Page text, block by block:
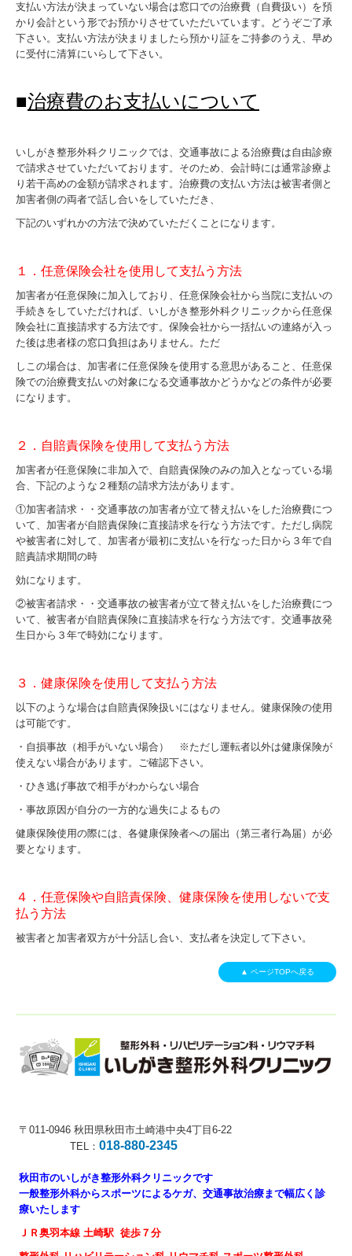
支払い方法が決まっていない場合は窓口での治療費（自費扱い）を預
かり会計という形でお預かりさせていただいています。どうぞご了承
下さい。支払い方法が決まりましたら預かり証をご持参のうえ、早め
に受付に清算にいらして下さい。
■治療費のお支払いについて
いしがき整形外科クリニックでは、交通事故による治療費は自由診療
で請求させていただいております。そのため、会計時には通常診療よ
り若干高めの金額が請求されます。治療費の支払い方法は被害者側と
加害者側の両者で話し合いをしていただき、
下記のいずれかの方法で決めていただくことになります。
１．任意保険会社を使用して支払う方法
加害者が任意保険に加入しており、任意保険会社から当院に支払いの
手続きをしていただければ、いしがき整形外科クリニックから任意保
険会社に直接請求する方法です。保険会社から一括払いの連絡が入っ
た後は患者様の窓口負担はありません。ただ
しこの場合は、加害者に任意保険を使用する意思があること、任意保
険での治療費支払いの対象になる交通事故かどうかなどの条件が必要
になります。
２．自賠責保険を使用して支払う方法
加害者が任意保険に非加入で、自賠責保険のみの加入となっている場
合、下記のような２種類の請求方法があります。
①加害者請求・・交通事故の加害者が立て替え払いをした治療費につ
いて、加害者が自賠責保険に直接請求を行なう方法です。ただし病院
や被害者に対して、加害者が最初に支払いを行なった日から３年で自
賠責請求期間の時
効になります。
②被害者請求・・交通事故の被害者が立て替え払いをした治療費につ
いて、被害者が自賠責保険に直接請求を行なう方法です。交通事故発
生日から３年で時効になります。
３．健康保険を使用して支払う方法
以下のような場合は自賠責保険扱いにはなりません。健康保険の使用
は可能です。
・自損事故（相手がいない場合） ※ただし運転者以外は健康保険が
使えない場合があります。ご確認下さい。
・ひき逃げ事故で相手がわからない場合
・事故原因が自分の一方的な過失によるもの
健康保険使用の際には、各健康保険者への届出（第三者行為届）が必
要となります。
４．任意保険や自賠責保険、健康保険を使用しないで支
払う方法
被害者と加害者双方が十分話し合い、支払者を決定して下さい。
▲ ページTOPへ戻る
〒011-0946秋田県秋田市土崎港中央4丁目6-22
TEL：018-880-2345
秋田市のいしがき整形外科クリニックです
一般整形外科からスポーツによるケガ、交通事故治療まで幅広く診
療いたします
ＪＲ奥羽本線 土崎駅 徒歩７分